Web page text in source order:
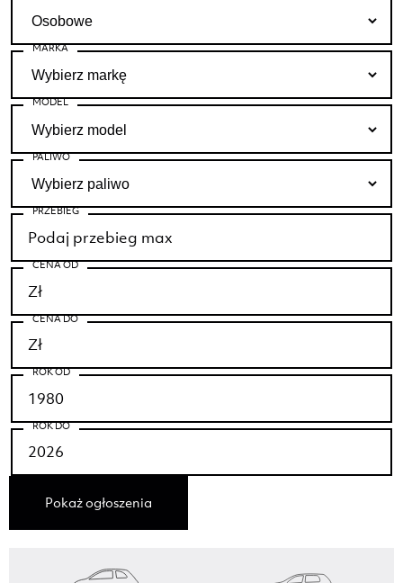
MARKA
MODEL
PALIWO
PRZEBIEG
CENA OD
CENA DO
ROK OD
ROK DO
Pokaż ogłoszenia